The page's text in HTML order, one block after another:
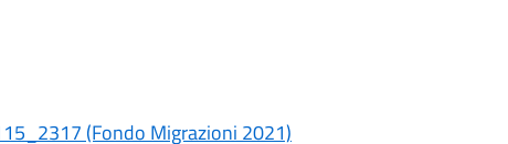
(Fondo Migrazioni 2021)